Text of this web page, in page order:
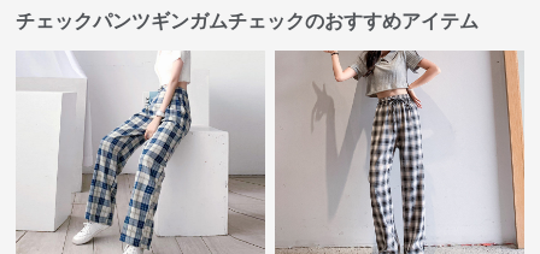
チェックパンツギンガムチェックのおすすめアイテム